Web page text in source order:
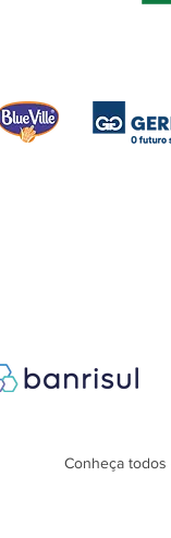
Conheça todos